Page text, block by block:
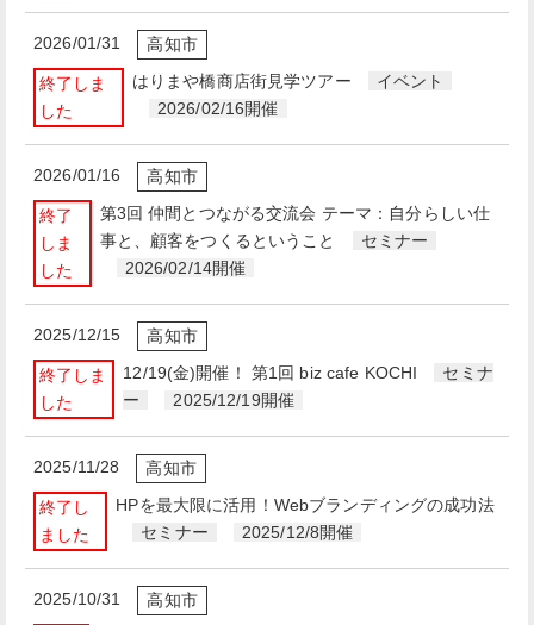
2026/01/31 高知市
終了しま
した
はりまや橋商店街見学ツアー
イベント
2026/02/16開催
2026/01/16 高知市
終了
しま
した
第3回 仲間とつながる交流会 テーマ：自分らしい仕
事と、顧客をつくるということ
セミナー
2026/02/14開催
2025/12/15 高知市
終了しま
した
12/19(金)開催！ 第1回 biz cafe KOCHI
セミナ
ー
2025/12/19開催
2025/11/28 高知市
終了し
ました
HPを最大限に活用！Webブランディングの成功法
セミナー
2025/12/8開催
2025/10/31 高知市